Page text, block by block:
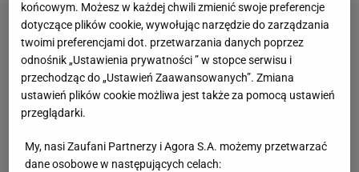
końcowym. Możesz w każdej chwili zmienić swoje preferencje
dotyczące plików cookie, wywołując narzędzie do zarządzania
twoimi preferencjami dot. przetwarzania danych poprzez
odnośnik „Ustawienia prywatności ” w stopce serwisu i
przechodząc do „Ustawień Zaawansowanych”. Zmiana
ustawień plików cookie możliwa jest także za pomocą ustawień
przeglądarki.
My, nasi Zaufani Partnerzy i Agora S.A. możemy przetwarzać
dane osobowe w następujących celach: